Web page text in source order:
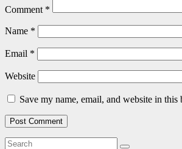
Comment *
Name *
Email *
Website
Save my name, email, and website in